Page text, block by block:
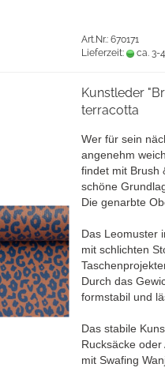
Art.Nr.: 670171
Lieferzeit:
ca. 3-
Kunstleder
terracotta
Wer für sein
angenehm
findet mit Brush
schöne
Die genarbte
Das Leomuster
mit schlichten
Durch das
formstabil und
Das stabile
Rucksäcke
mit Swafing